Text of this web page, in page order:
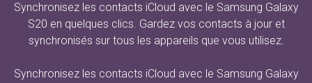
Synchronisez les contacts iCloud avec le Samsung Galaxy
S20 en quelques clics. Gardez vos contacts à jour et
synchronisés sur tous les appareils que vous utilisez.
Synchronisez les contacts iCloud avec le Samsung Galaxy